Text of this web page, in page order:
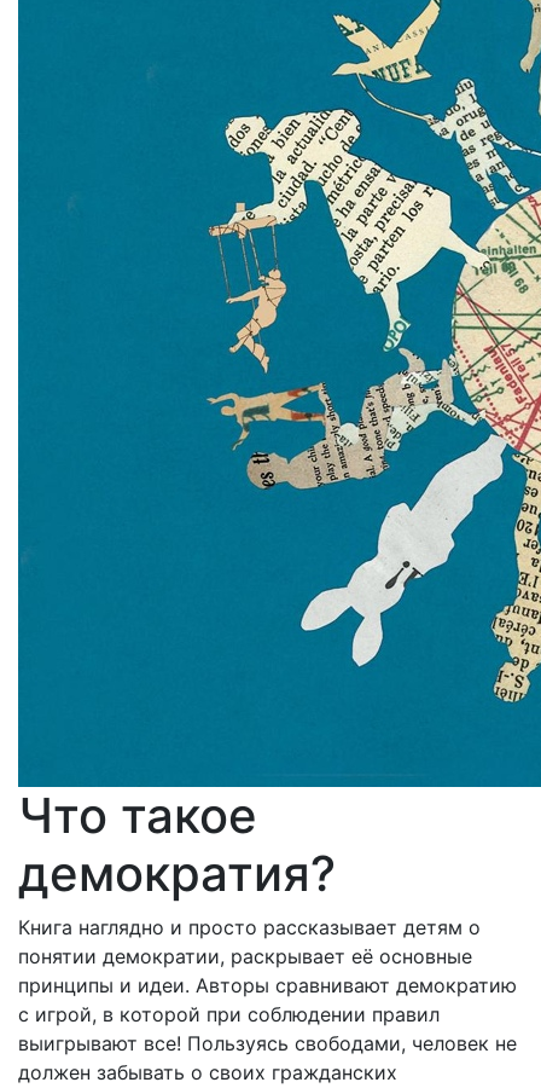
Что такое
демократия?
Книга наглядно и просто рассказывает детям о
понятии демократии, раскрывает её основные
принципы и идеи. Авторы сравнивают демократию
с игрой, в которой при соблюдении правил
выигрывают все! Пользуясь свободами, человек не
должен забывать о своих гражданских